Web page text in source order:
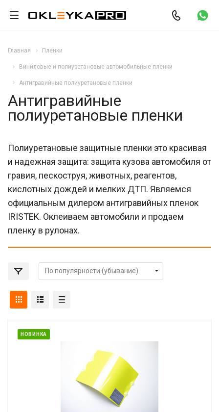
Главная Пленки
Виниловые и полиуретановые автомобильные пленки
Антигравийные полиуретановые пленки
Антигравийные
полиуретановые пленки
Полиуретановые защитные пленки это красивая
и надежная защита: защита кузова автомобиля от
гравия, пескоструя, животных, реагентов,
кислотных дождей и мелких ДТП. Являемся
официальным дилером антигравийных пленок
IRISTEK. Оклеиваем автомобили и продаем
пленку в рулонах.
НОВИНКА